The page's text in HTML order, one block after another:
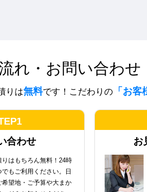
れ・お問い合わせ
りは無料です！こだわりの 「お
合わせ
りはもちろん無料！24時
でもご利用ください。日
希望地・ご予算や大まか
お